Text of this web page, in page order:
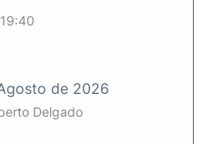
de 2026
Delgado